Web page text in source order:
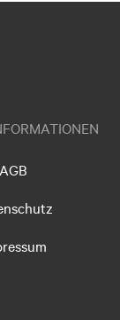
AGB